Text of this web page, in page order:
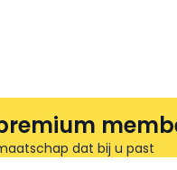
dat bij u past